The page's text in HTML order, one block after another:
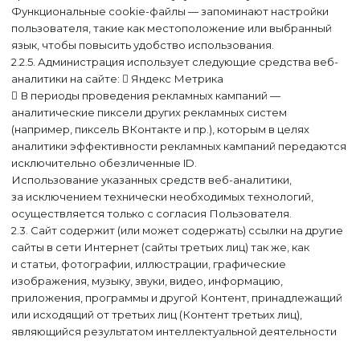
Функциональные cookie-файлы — запоминают настройки
пользователя, такие как местоположение или выбранный
язык, чтобы повысить удобство использования.
2.2.5. Администрация использует следующие средства веб-
аналитики на сайте:  Яндекс Метрика
 В периоды проведения рекламных кампаний —
аналитические пиксели других рекламных систем
(например, пиксель ВКонтакте и пр.), которым в целях
аналитики эффективности рекламных кампаний передаются
исключительно обезличенные ID.
Использование указанных средств веб-аналитики,
за исключением технически необходимых технологий,
осуществляется только с согласия Пользователя.
2.3. Сайт содержит (или может содержать) ссылки на другие
сайты в сети Интернет (сайты третьих лиц) так же, как
и статьи, фотографии, иллюстрации, графические
изображения, музыку, звуки, видео, информацию,
приложения, программы и другой Контент, принадлежащий
или исходящий от третьих лиц (Контент третьих лиц),
являющийся результатом интеллектуальной деятельности
Уфа
Москва